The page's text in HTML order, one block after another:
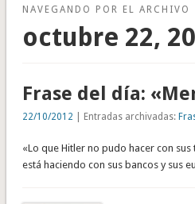
NAVEGANDO POR EL ARCHIVO
octubre 22,
Frase del día:
22/10/2012 | Entradas archivadas:
«Lo que Hitler no pudo hacer con
está haciendo con sus bancos y sus